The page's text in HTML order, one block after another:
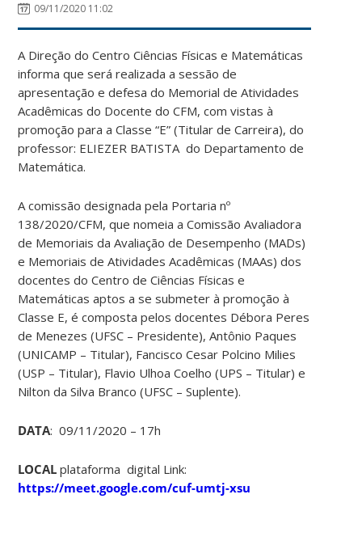
09/11/2020 11:02
A Direção do Centro Ciências Físicas e Matemáticas
informa que será realizada a sessão de
apresentação e defesa do Memorial de Atividades
Acadêmicas do Docente do CFM, com vistas à
promoção para a Classe “E” (Titular de Carreira), do
professor: ELIEZER BATISTA do Departamento de
Matemática.
A comissão designada pela Portaria nº
138/2020/CFM, que nomeia a Comissão Avaliadora
de Memoriais da Avaliação de Desempenho (MADs)
e Memoriais de Atividades Acadêmicas (MAAs) dos
docentes do Centro de Ciências Físicas e
Matemáticas aptos a se submeter à promoção à
Classe E, é composta pelos docentes Débora Peres
de Menezes (UFSC – Presidente), Antônio Paques
(UNICAMP – Titular), Fancisco Cesar Polcino Milies
(USP – Titular), Flavio Ulhoa Coelho (UPS – Titular) e
Nilton da Silva Branco (UFSC – Suplente).
DATA: 09/11/2020 – 17h
LOCAL plataforma digital Link:
https://meet.google.com/cuf-umtj-xsu